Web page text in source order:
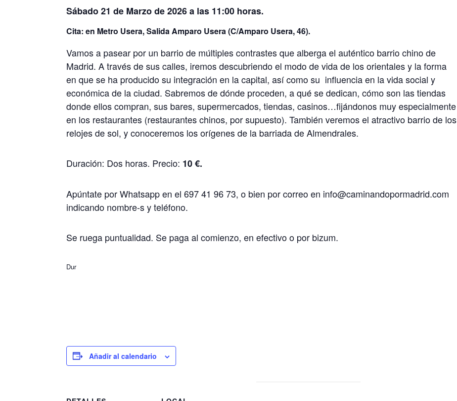
Sábado 21 de Marzo de 2026 a las 11:00 horas.
Cita: en Metro Usera, Salida Amparo Usera (C/Amparo Usera, 46).
Vamos a pasear por un barrio de múltiples contrastes que alberga el auténtico barrio chino de
Madrid. A través de sus calles, iremos descubriendo el modo de vida de los orientales y la forma
en que se ha producido su integración en la capital, así como su influencia en la vida social y
económica de la ciudad. Sabremos de dónde proceden, a qué se dedican, cómo son las tiendas
donde ellos compran, sus bares, supermercados, tiendas, casinos…fijándonos muy especialmente
en los restaurantes (restaurantes chinos, por supuesto). También veremos el atractivo barrio de los
relojes de sol, y conoceremos los orígenes de la barriada de Almendrales.
Duración: Dos horas. Precio: 10 €.
Apúntate por Whatsapp en el 697 41 96 73, o bien por correo en info@caminandopormadrid.com
indicando nombre-s y teléfono.
Se ruega puntualidad. Se paga al comienzo, en efectivo o por bizum.
Dur
Añadir al calendario